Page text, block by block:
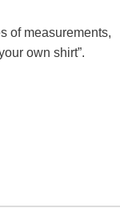
of measurements,
own shirt”.